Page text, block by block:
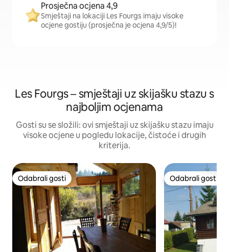
Prosječna ocjena 4,9
Smještaji na lokaciji Les Fourgs imaju visoke
ocjene gostiju (prosječna je ocjena 4,9/5)!
Les Fourgs – smještaji uz skijašku stazu s
najboljim ocjenama
Gosti su se složili: ovi smještaji uz skijašku stazu imaju
visoke ocjene u pogledu lokacije, čistoće i drugih
kriterija.
Odabrali gosti
Odabrali gosti Odabrali gosti
Odabrali gosti